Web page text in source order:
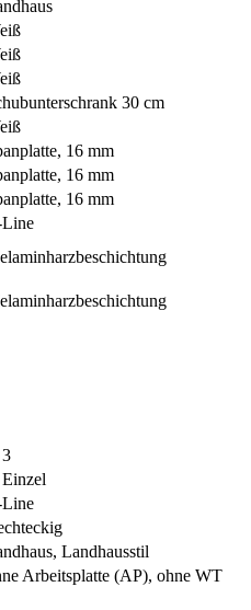
30 cm
16 mm
16 mm
16 mm
Landhausstil
Arbeitsplatte (AP), ohne WT